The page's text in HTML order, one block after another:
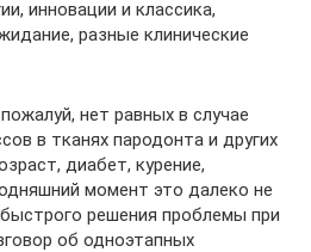
инновации и классика,
разные клинические
нет равных в случае
в тканях пародонта и других
диабет, курение,
момент это далеко не
решения проблемы при
об одноэтапных